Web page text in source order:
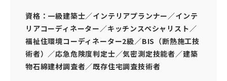
資格：一級建築士／インテリアプランナー／インテ
リアコーディネーター／キッチンスペシャリスト／
福祉住環境コーディネーター2級／BIS（断熱施工技
術者）／応急危険度判定士／気密測定技能者／建築
物石綿建材調査者／既存住宅調査技術者